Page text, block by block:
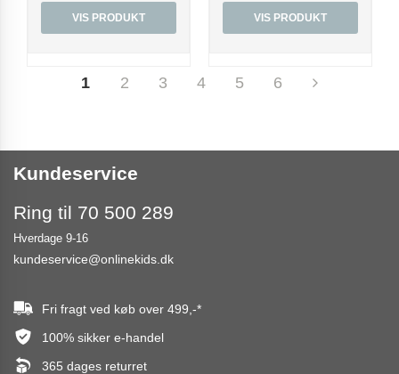
VIS PRODUKT VIS PRODUKT
1 2 3 4 5 6
Kundeservice
Ring til 70 500 289
Hverdage 9-16
kundeservice@onlinekids.dk
Fri fragt ved køb over 499,-*
100% sikker e-handel
365 dages returret